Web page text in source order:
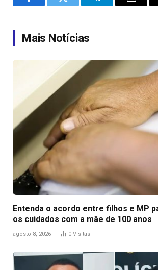
FacebookTwitter TelegramEmail
Mais Notícias
Entenda o acordo entre filhos e MP
os cuidados com a mãe de 100 anos
agosto 8, 2026 0 Visitas